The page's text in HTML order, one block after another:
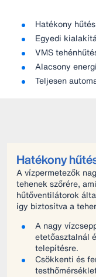
Hatékony hűtés
Egyedi
VMS
Alacsony
Teljesen
Hatékony
A vízpermetezők
tehenek szőrére,
hűtőventilátorok
így biztosítva a
A nagy
etetőasztalnál
telepítésre.
Csökkenti és